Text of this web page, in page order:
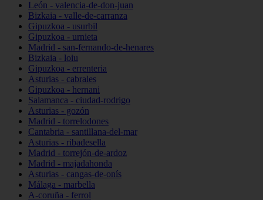
León - valencia-de-don-juan
Bizkaia - valle-de-carranza
Gipuzkoa - usurbil
Gipuzkoa - urnieta
Madrid - san-fernando-de-henares
Bizkaia - loiu
Gipuzkoa - errenteria
Asturias - cabrales
Gipuzkoa - hernani
Salamanca - ciudad-rodrigo
Asturias - gozón
Madrid - torrelodones
Cantabria - santillana-del-mar
Asturias - ribadesella
Madrid - torrejón-de-ardoz
Madrid - majadahonda
Asturias - cangas-de-onís
Málaga - marbella
A-coruña - ferrol